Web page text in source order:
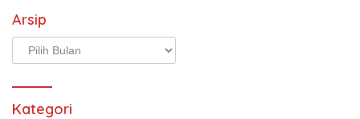
Arsip
Arsip
Kategori